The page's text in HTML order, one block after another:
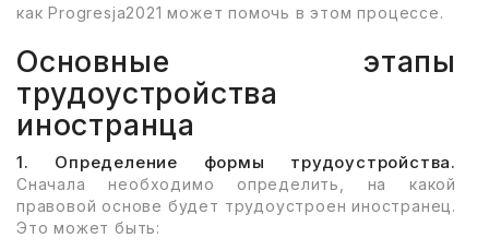
как Progresja2021 может помочь в этом процессе.
Основные этапы
трудоустройства
иностранца
1. Определение формы трудоустройства.
Сначала необходимо определить, на какой
правовой основе будет трудоустроен иностранец.
Это может быть: